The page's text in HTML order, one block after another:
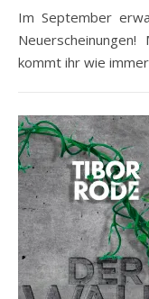
Im September erwarten uns viele interessant klingende
kommt ihr wie